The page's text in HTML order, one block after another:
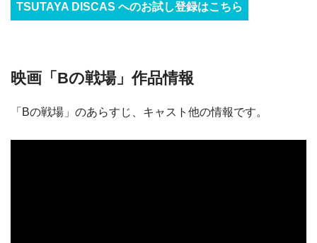
TSUTAYA DISCAS へのお試し登録はこちら
映画「Bの戦場」作品情報
「Bの戦場」のあらすじ、キャスト他の情報です。